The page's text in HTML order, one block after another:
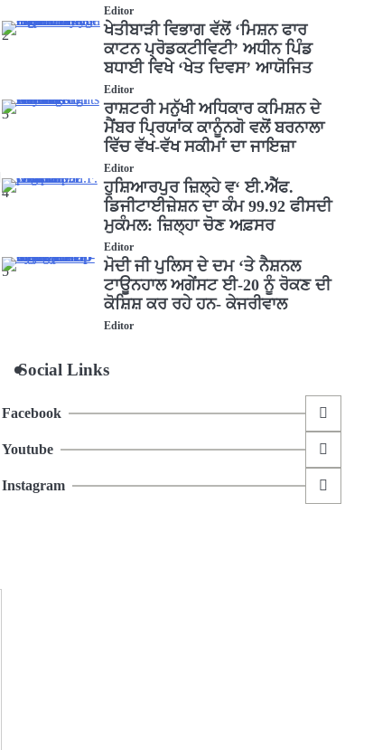
Editor
2
ਖੇਤੀਬਾੜੀ ਵਿਭਾਗ ਵੱਲੋਂ ‘ਮਿਸ਼ਨ ਫਾਰ
ਕਾਟਨ ਪ੍ਰੋਡਕਟੀਵਿਟੀ’ ਅਧੀਨ ਪਿੰਡ
ਬਧਾਈ ਵਿਖੇ ‘ਖੇਤ ਦਿਵਸ’ ਆਯੋਜਿਤ
Editor
3
ਰਾਸ਼ਟਰੀ ਮਨੁੱਖੀ ਅਧਿਕਾਰ ਕਮਿਸ਼ਨ ਦੇ
ਮੈਂਬਰ ਪ੍ਰਿਯਾਂਕ ਕਾਨੂੰਨਗੋ ਵਲੋਂ ਬਰਨਾਲਾ
ਵਿੱਚ ਵੱਖ-ਵੱਖ ਸਕੀਮਾਂ ਦਾ ਜਾਇਜ਼ਾ
Editor
4
ਹੁਸ਼ਿਆਰਪੁਰ ਜ਼ਿਲ੍ਹੇ ਵ‘ ਈ.ਐੱਫ.
ਡਿਜੀਟਾਈਜ਼ੇਸ਼ਨ ਦਾ ਕੰਮ 99.92 ਫੀਸਦੀ
ਮੁਕੰਮਲ: ਜ਼ਿਲ੍ਹਾ ਚੋਣ ਅਫ਼ਸਰ
Editor
5
ਮੋਦੀ ਜੀ ਪੁਲਿਸ ਦੇ ਦਮ ‘ਤੇ ਨੈਸ਼ਨਲ
ਟਾਊਨਹਾਲ ਅਗੇਂਸਟ ਈ-20 ਨੂੰ ਰੋਕਣ ਦੀ
ਕੋਸ਼ਿਸ਼ ਕਰ ਰਹੇ ਹਨ- ਕੇਜਰੀਵਾਲ
Editor
Social Links
Facebook
Youtube
Instagram